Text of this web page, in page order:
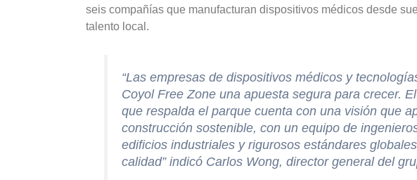
seis compañías que manufacturan dispositivos médicos desde
talento local.
“Las empresas de dispositivos médicos y
Coyol Free Zone una apuesta segura para crecer.
que respalda el parque cuenta con una visión que
construcción sostenible, con un equipo de
edificios industriales y rigurosos estándares
calidad” indicó Carlos Wong, director general del